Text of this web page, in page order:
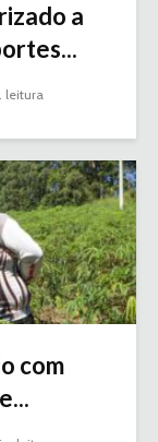
a
leitura
com